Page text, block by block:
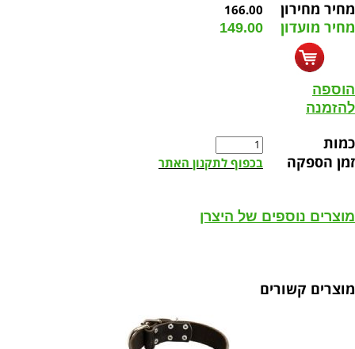
מחיר מחירון 166.00
מחיר מועדון 149.00
הוספה
להזמנה
כמות
זמן הספקה
בכפוף לתקנון האתר
מוצרים נוספים של היצרן
מוצרים קשורים